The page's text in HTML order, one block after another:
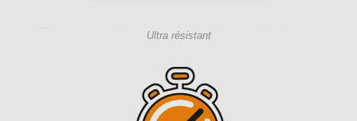
Ultra résistant